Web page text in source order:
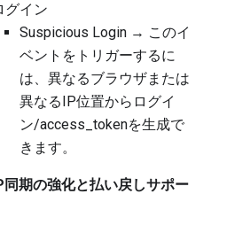
グイン
Suspicious Login → このイ
ベントをトリガーするに
は、異なるブラウザまたは
異なるIP位置からログイ
ン/access_tokenを生成で
きます。
期の強化と払い戻しサポー